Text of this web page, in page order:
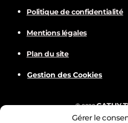
Gérer le
Politique de confidentialité
Mentions légales
Plan du site
Gestion des Cookies
©2022CATHY